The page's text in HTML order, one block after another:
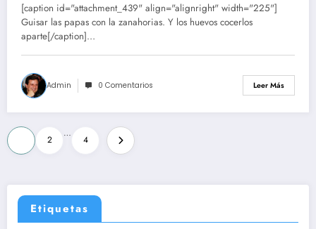
[caption id="attachment_439" align="alignright" width="225"]
Guisar las papas con la zanahorias. Y los huevos cocerlos
aparte[/caption]…
Admin 0 Comentarios Leer Más
Paginación
de
entradas
2
…
4
Etiquetas